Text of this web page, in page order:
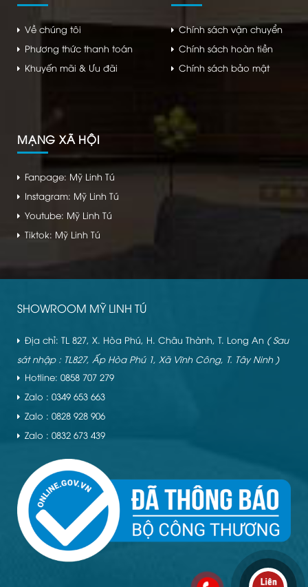
Về chúng tôi
Phương thức thanh toán
Khuyến mãi & Ưu đãi
Chính sách vận chuyển
Chính sách hoàn tiền
Chính sách bảo mật
MẠNG XÃ HỘI
Fanpage: Mỹ Linh Tú
Instagram: Mỹ Linh Tú
Youtube: Mỹ Linh Tú
Tiktok: Mỹ Linh Tú
SHOWROOM MỸ LINH TÚ
Địa chỉ: TL 827, X. Hòa Phú, H. Châu Thành, T. Long An ( Sau
sát nhập : TL827, Ấp Hòa Phú 1, Xã Vĩnh Công, T. Tây Ninh )
Hotline: 0858 707 279
Zalo : 0349 653 663
Zalo : 0828 928 906
Zalo : 0832 673 439